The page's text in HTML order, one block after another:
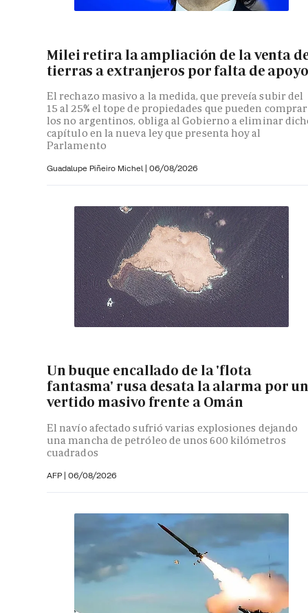
Milei retira la ampliación de la venta
tierras a extranjeros por falta de apoyo
El rechazo masivo a la medida, que preveía subir del
15 al 25% el tope de propiedades que pueden comprar
los no argentinos, obliga al Gobierno a eliminar
capítulo en la nueva ley que presenta hoy al
Parlamento
Guadalupe Piñeiro Michel | 06/08/2026
Un buque encallado de la 'flota
fantasma' rusa desata la alarma por
vertido masivo frente a Omán
El navío afectado sufrió varias explosiones dejando
una mancha de petróleo de unos 600 kilómetros
cuadrados
AFP | 06/08/2026